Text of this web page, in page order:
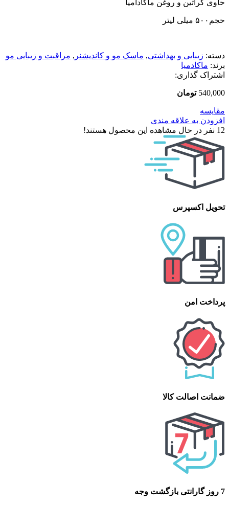
حاوی کراتین و روغن ماکادامیا
حجم ۵۰۰ میلی لیتر
دسته: زیبایی و بهداشتی, ماسک مو و کاندیشنر , مراقبت و زیبایی مو
برند: ماکادمیا
اشتراک گذاری:
540,000 تومان
مقایسه
افزودن به علاقه مندی
12 نفر در حال مشاهده این محصول هستند!
تحویل اکسپرس
پرداخت امن
ضمانت اصالت کالا
7 روز گارانتی بازگشت وجه